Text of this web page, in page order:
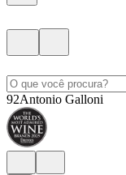
92Antonio Galloni